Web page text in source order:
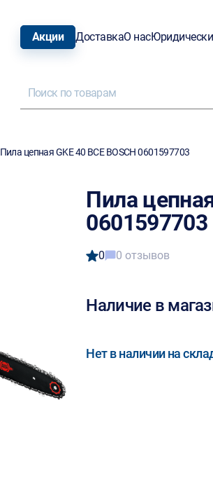
Акции ДоставкаО нас
Пила цепная GKE 40 BCE BOSCH 0601597703
Пила
0601597703
0 0 отзывов
Наличие в
Нет в наличии на